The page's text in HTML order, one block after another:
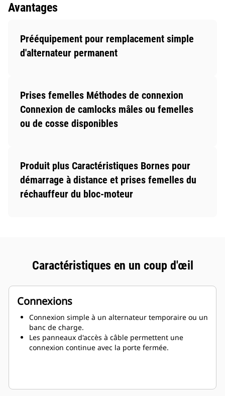
Avantages
Prééquipement pour remplacement simple
d'alternateur permanent
Prises femelles Méthodes de connexion
Connexion de camlocks mâles ou femelles
ou de cosse disponibles
Produit plus Caractéristiques Bornes pour
démarrage à distance et prises femelles du
réchauffeur du bloc-moteur
Caractéristiques en un coup d'œil
Connexions
Connexion simple à un alternateur temporaire ou un
banc de charge.
Les panneaux d'accès à câble permettent une
connexion continue avec la porte fermée.